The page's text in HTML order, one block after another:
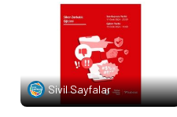
Sivil Sayfalar